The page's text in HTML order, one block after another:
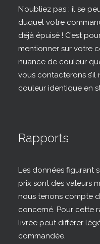
N’oubliez pas : il se
duquel votre
déjà épuisé ! C’est
mentionner sur votre
nuance de couleur
vous contacterons s’il
couleur identique en
Rapports
Les données figurant
prix sont des valeurs
nous tenons compte
concerné. Pour cette
livrée peut différer
commandée.